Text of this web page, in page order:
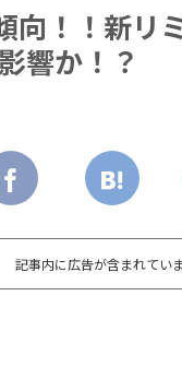
向！！新リ
響か！？
記事内に広告が含まれていま